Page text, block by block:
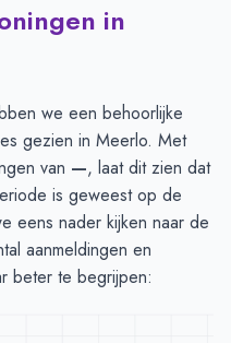
in
we een behoorlijke
gezien in Meerlo. Met
van —, laat dit zien dat
is geweest op de
eens nader kijken naar de
aanmeldingen en
beter te begrijpen: